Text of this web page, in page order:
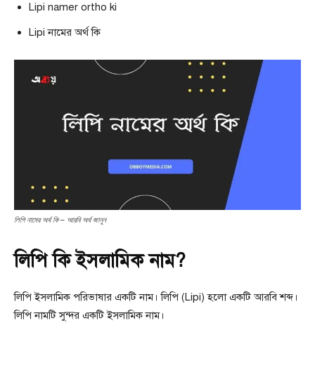
Lipi namer ortho ki
Lipi নামের অর্থ কি
লিপি নামের অর্থ কি – আরবি অর্থ জানুন
লিপি কি ইসলামিক নাম?
লিপি ইসলামিক পরিভাষার একটি নাম। লিপি (Lipi) হলো একটি আরবি শব্দ।
লিপি নামটি সুন্দর একটি ইসলামিক নাম।